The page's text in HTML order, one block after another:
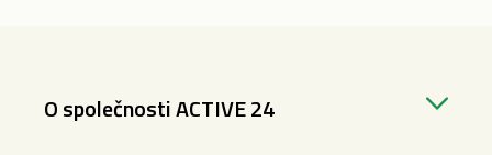
O společnosti ACTIVE 24